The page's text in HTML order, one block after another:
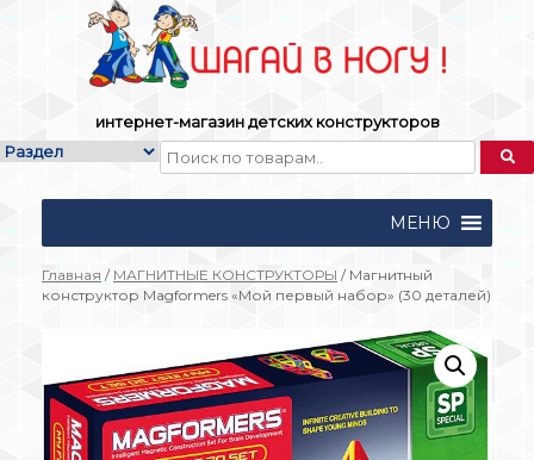
интернет-магазин детских конструкторов
МЕНЮ
Главная / МАГНИТНЫЕ КОНСТРУКТОРЫ / Магнитный
конструктор Magformers «Мой первый набор» (30 деталей)